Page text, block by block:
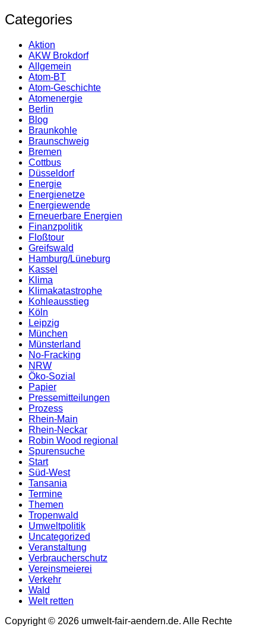
Categories
Aktion
AKW Brokdorf
Allgemein
Atom-BT
Atom-Geschichte
Atomenergie
Berlin
Blog
Braunkohle
Braunschweig
Bremen
Cottbus
Düsseldorf
Energie
Energienetze
Energiewende
Erneuerbare Energien
Finanzpolitik
Floßtour
Greifswald
Hamburg/Lüneburg
Kassel
Klima
Klimakatastrophe
Kohleausstieg
Köln
Leipzig
München
Münsterland
No-Fracking
NRW
Öko-Sozial
Papier
Pressemitteilungen
Prozess
Rhein-Main
Rhein-Neckar
Robin Wood regional
Spurensuche
Start
Süd-West
Tansania
Termine
Themen
Tropenwald
Umweltpolitik
Uncategorized
Veranstaltung
Verbraucherschutz
Vereinsmeierei
Verkehr
Wald
Welt retten
Copyright © 2026 umwelt-fair-aendern.de. Alle Rechte